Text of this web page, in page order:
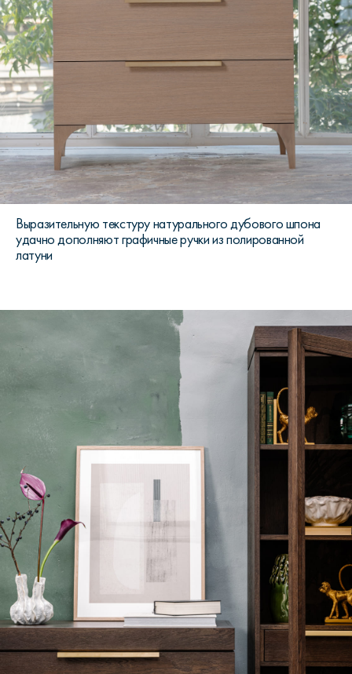
Выразительную текстуру натурального дубового шпона
удачно дополняют графичные ручки из полированной
латуни